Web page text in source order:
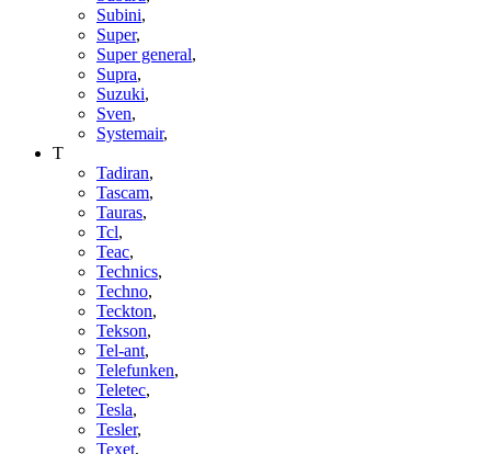
Subini,
Super,
Super general,
Supra,
Suzuki,
Sven,
Systemair,
T
Tadiran,
Tascam,
Tauras,
Tcl,
Teac,
Technics,
Techno,
Teckton,
Tekson,
Tel-ant,
Telefunken,
Teletec,
Tesla,
Tesler,
Texet,